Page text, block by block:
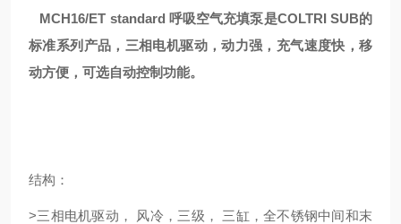
MCH16/ET standard 呼吸空气充填泵是COLTRI SUB的
标准系列产品，三相电机驱动，动力强，充气速度快，移
动方便，可选自动控制功能。
结构：
>三相电机驱动， 风冷，三级， 三缸，全不锈钢中间和末